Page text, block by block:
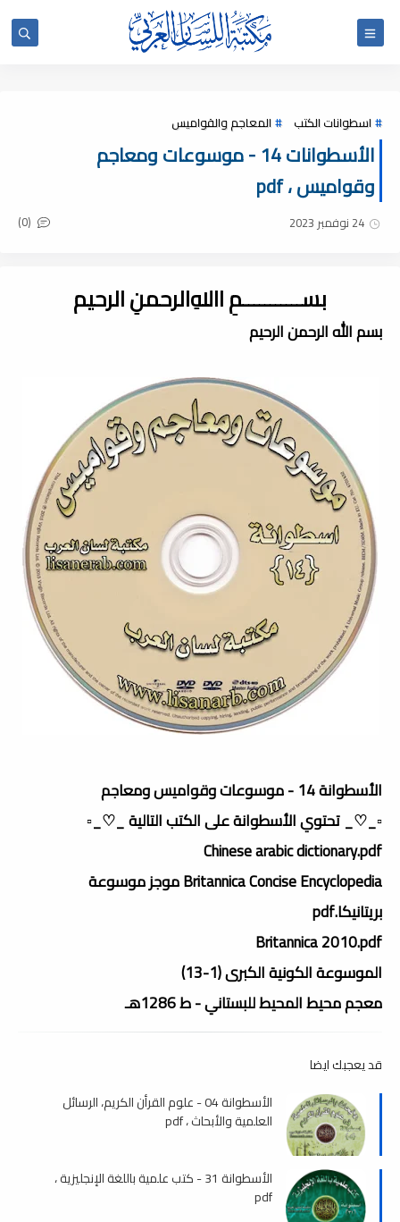
اسطوانات الكتب المعاجم والقواميس
الأسطوانات 14 - موسوعات ومعاجم
وقواميس ، pdf
24 نوفمبر 2023 (0)
بســـــــــــمِ اﷲِالرحمنِ الرحيم
بسم الله الرحمن الرحيم
الأسطوانة 14 - موسوعات وقواميس ومعاجم
▫️_♡_ تحتوي الأسطوانة على الكتب التالية _♡_▫️
Chinese arabic dictionary.pdf
Britannica Concise Encyclopedia موجز موسوعة
بريتانيكا.pdf
Britannica 2010.pdf
الموسوعة الكونية الكبرى (1-13)
معجم محيط المحيط للبستاني - ط 1286هـ
قد يعجبك ايضا
الأسطوانة 04 - علوم القرأن الكريم، الرسائل
العلمية والأبحاث ، pdf
الأسطوانة 31 - كتب علمية باللغة الإنجليزية ،
pdf